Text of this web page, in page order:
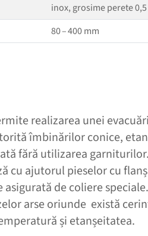
inox, grosime perete 0,5
80 – 400 mm
realizarea unei
îmbinărilor conice,
fără utilizarea
cu ajutorul pieselor cu
de coliere
arse oriunde există
și etanșeitatea.